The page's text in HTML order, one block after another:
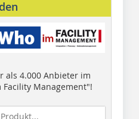
als 4.000 Anbieter im
Facility Management"!